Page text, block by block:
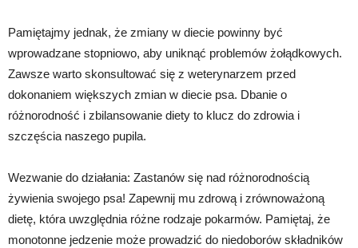
Pamiętajmy jednak, że zmiany w diecie powinny być
wprowadzane stopniowo, aby uniknąć problemów żołądkowych.
Zawsze warto skonsultować się z weterynarzem przed
dokonaniem większych zmian w diecie psa. Dbanie o
różnorodność i zbilansowanie diety to klucz do zdrowia i
szczęścia naszego pupila.
Wezwanie do działania: Zastanów się nad różnorodnością
żywienia swojego psa! Zapewnij mu zdrową i zrównoważoną
dietę, która uwzględnia różne rodzaje pokarmów. Pamiętaj, że
monotonne jedzenie może prowadzić do niedoborów składników